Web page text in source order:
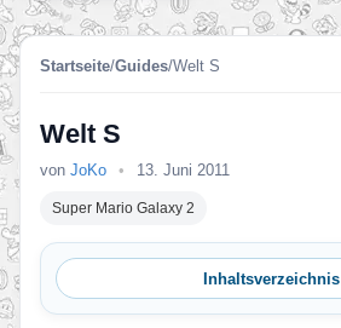
Startseite/Guides/Welt S
Welt S
von JoKo • 13. Juni 2011
Super Mario Galaxy 2
Inhaltsverzeichnis